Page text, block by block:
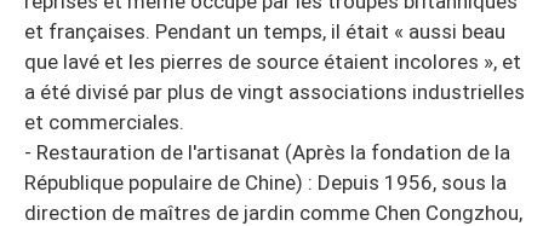
et françaises. Pendant un temps, il était « aussi beau
que lavé et les pierres de source étaient incolores », et
a été divisé par plus de vingt associations industrielles
et commerciales.
- Restauration de l'artisanat (Après la fondation de la
République populaire de Chine) : Depuis 1956, sous la
direction de maîtres de jardin comme Chen Congzhou,